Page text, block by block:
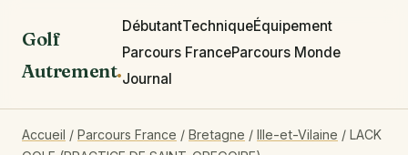
Golf
Autrement.
DébutantTechniqueÉquipement
Parcours FranceParcours Monde
Journal
Accueil / Parcours France / Bretagne / Ille-et-Vilaine / LACK